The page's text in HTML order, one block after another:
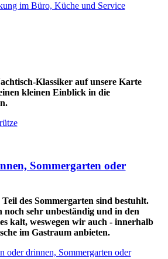
im Büro, Küche und Service
Klassiker auf unsere Karte
kleinen Einblick in die
Sommergarten oder
des Sommergarten sind bestuhlt.
noch sehr unbeständig und in den
kalt, weswegen wir auch - innerhalb
im Gastraum anbieten.
oder drinnen, Sommergarten oder